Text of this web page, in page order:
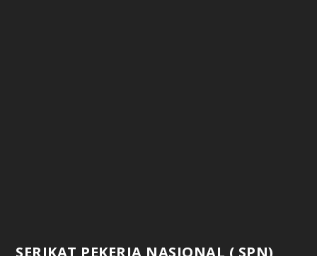
SERIKAT PEKERJA NASIONAL ( SPN)